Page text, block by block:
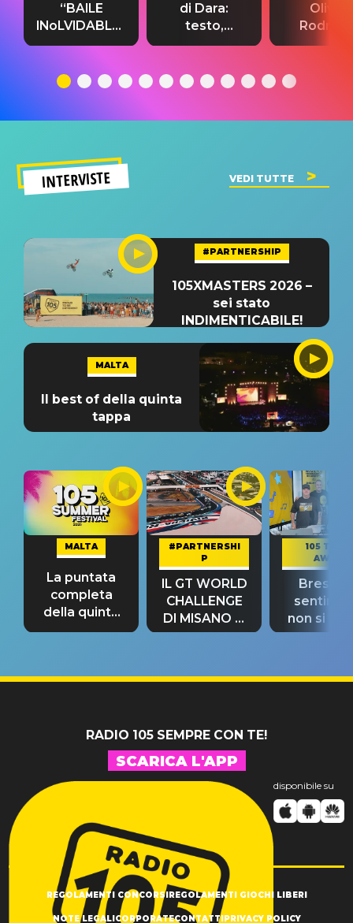
“BAILE
INoLVIDABLE”:
testo,
significato
di Dara:
testo,
traduzione e
del singolo
Olivia
testo,
INTERVISTE VEDI TUTTE
#PARTNERSHIP
105XMASTERS 2026 –
sei stato
INDIMENTICABILE!
MALTA
Il best of della quinta
tappa
MALTA
La puntata
completa
della quinta
tappa
#PARTNERSHI
P
IL GT WORLD
CHALLENGE
DI MISANO si
riconferma
105 TAKE
AWAY
Bresh:
non si
fino alla
RADIO 105 SEMPRE CON TE!
SCARICA L'APP
disponibile su
REGOLAMENTI CONCORSI REGOLAMENTI GIOCHI LIBERI
NOTE LEGALI CORPORATECONTATTI PRIVACY POLICY